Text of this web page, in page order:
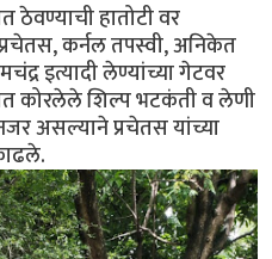
ठेवण्याची हातोटी वर
कर्नल तपस्वी, अनिकेत
इत्यादी लेण्यांच्या गेटवर
कोरलेले शिल्प भटकंती व लेणी
असल्याने प्रचेतस यांच्या